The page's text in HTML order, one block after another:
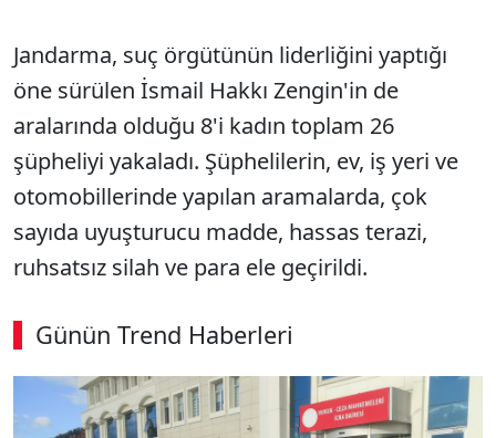
Jandarma, suç örgütünün liderliğini yaptığı
öne sürülen İsmail Hakkı Zengin'in de
aralarında olduğu 8'i kadın toplam 26
şüpheliyi yakaladı. Şüphelilerin, ev, iş yeri ve
otomobillerinde yapılan aramalarda, çok
sayıda uyuşturucu madde, hassas terazi,
ruhsatsız silah ve para ele geçirildi.
Günün Trend Haberleri
SÖZCÜ SON DAKİKA